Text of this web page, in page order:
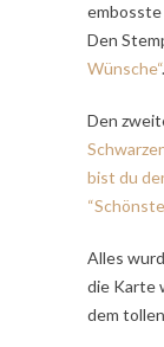
embosste
Den
Wünsche“.
Den
bist du
Alles
die Karte
dem tollen